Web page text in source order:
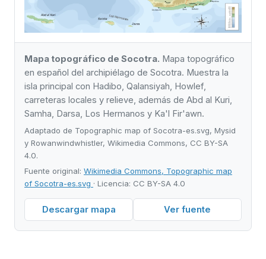
Mapa topográfico de Socotra. Mapa topográfico
en español del archipiélago de Socotra. Muestra la
isla principal con Hadibo, Qalansiyah, Howlef,
carreteras locales y relieve, además de Abd al Kuri,
Samha, Darsa, Los Hermanos y Ka'l Fir'awn.
Adaptado de Topographic map of Socotra-es.svg, Mysid
y Rowanwindwhistler, Wikimedia Commons, CC BY-SA
4.0.
Fuente original: Wikimedia Commons, Topographic map
of Socotra-es.svg · Licencia: CC BY-SA 4.0
Descargar mapa Ver fuente